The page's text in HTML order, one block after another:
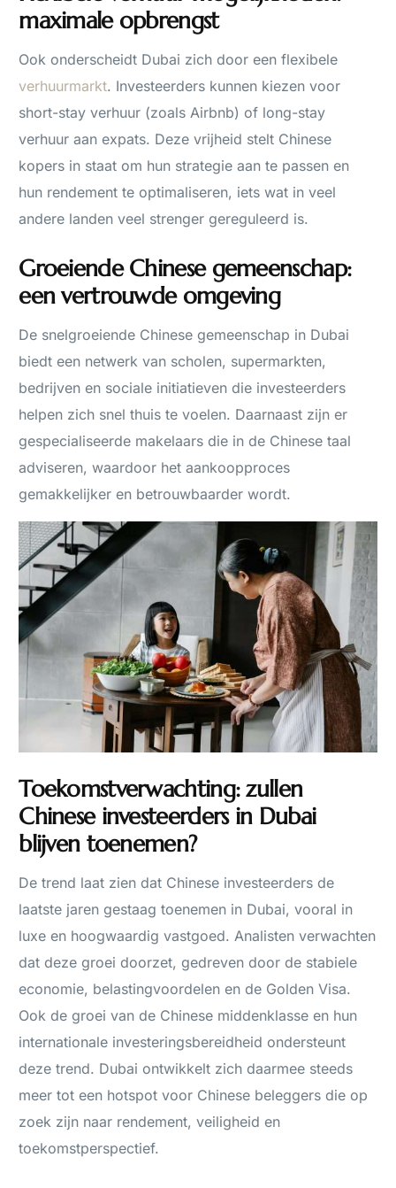
maximale opbrengst
Ook onderscheidt Dubai zich door een flexibele
verhuurmarkt. Investeerders kunnen kiezen voor
short-stay verhuur (zoals Airbnb) of long-stay
verhuur aan expats. Deze vrijheid stelt Chinese
kopers in staat om hun strategie aan te passen en
hun rendement te optimaliseren, iets wat in veel
andere landen veel strenger gereguleerd is.
Groeiende Chinese gemeenschap:
een vertrouwde omgeving
De snelgroeiende Chinese gemeenschap in Dubai
biedt een netwerk van scholen, supermarkten,
bedrijven en sociale initiatieven die investeerders
helpen zich snel thuis te voelen. Daarnaast zijn er
gespecialiseerde makelaars die in de Chinese taal
adviseren, waardoor het aankoopproces
gemakkelijker en betrouwbaarder wordt.
Toekomstverwachting: zullen
Chinese investeerders in Dubai
blijven toenemen?
De trend laat zien dat Chinese investeerders de
laatste jaren gestaag toenemen in Dubai, vooral in
luxe en hoogwaardig vastgoed. Analisten verwachten
dat deze groei doorzet, gedreven door de stabiele
economie, belastingvoordelen en de Golden Visa.
Ook de groei van de Chinese middenklasse en hun
internationale investeringsbereidheid ondersteunt
deze trend. Dubai ontwikkelt zich daarmee steeds
meer tot een hotspot voor Chinese beleggers die op
zoek zijn naar rendement, veiligheid en
toekomstperspectief.